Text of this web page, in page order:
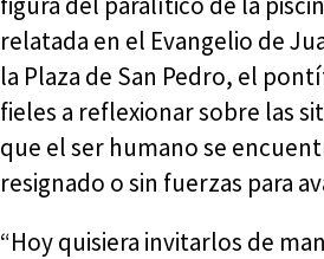
relatada en el Evangelio de
la Plaza de San Pedro, el
fieles a reflexionar sobre las
que el ser humano se
resignado o sin fuerzas para
“Hoy quisiera invitarlos de